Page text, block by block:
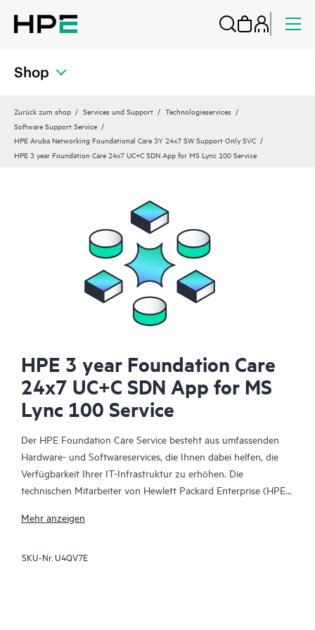
Shop
Zurück zum shop Services und Support
Technologieservices
Software Support Service
HPE Aruba Networking Foundational Care 3Y 24x7 SW Support Only SVC
HPE 3 year Foundation Care 24x7 UC+C SDN App for MS Lync 100 Service
HPE 3 year Foundation Care
24x7 UC+C SDN App for MS
Lync 100 Service
Der HPE Foundation Care Service besteht aus umfassenden
Hardware- und Softwareservices, die Ihnen dabei helfen, die
Verfügbarkeit Ihrer IT-Infrastruktur zu erhöhen. Die
technischen Mitarbeiter von Hewlett Packard Enterprise (HPE)
Behebung von Hardware- und Softwareproblemen zu
ausgewählter anderer Anbieter auftreten.
Mehr anzeigen
SKU-Nr. U4QV7E